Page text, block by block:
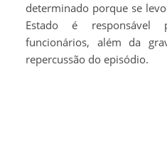
determinado porque se
Estado é responsável
funcionários, além da
repercussão do episódio.